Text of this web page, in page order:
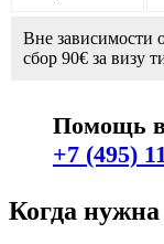
Вне зависимости
сбор 90€ за визу
Помощь
+7 (495)
Когда нужна